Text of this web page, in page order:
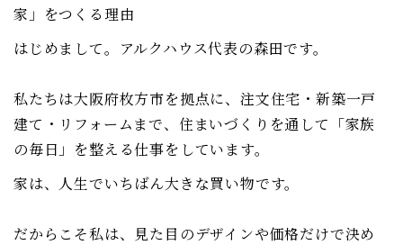
家」をつくる理由
はじめまして。アルクハウス代表の森田です。
私たちは大阪府枚方市を拠点に、注文住宅・新築一戸
建て・リフォームまで、住まいづくりを通して「家族
の毎日」を整える仕事をしています。
家は、人生でいちばん大きな買い物です。
だからこそ私は、見た目のデザインや価格だけで決め